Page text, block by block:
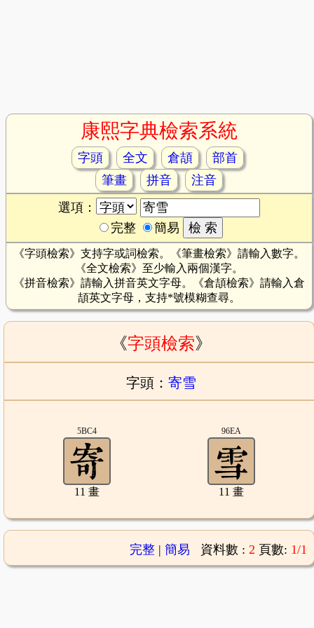
康熙字典檢索系統
字頭 全文 倉頡
部首
筆畫
拼音
注音
選項：
完整
簡易
《字頭檢索》支持字或詞檢索。《筆畫檢索》請輸入數字。
《全文檢索》至少輸入兩個漢字。
《拼音檢索》請輸入拼音英文字母。《倉頡檢索》請輸入倉
頡英文字母，支持*號模糊查尋。
《字頭檢索》
字頭： 寄雪
5BC4
11 畫
96EA
11 畫
完整| 簡易 資料數 : 2 頁數: 1/1